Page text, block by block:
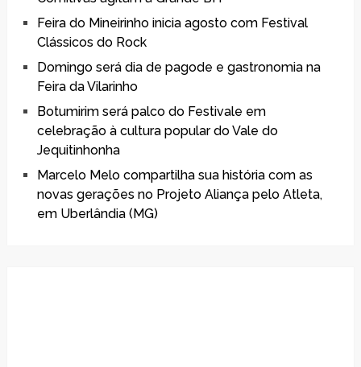
Feira do Mineirinho inicia agosto com Festival
Clássicos do Rock
Domingo será dia de pagode e gastronomia na
Feira da Vilarinho
Botumirim será palco do Festivale em
celebração à cultura popular do Vale do
Jequitinhonha
Marcelo Melo compartilha sua história com as
novas gerações no Projeto Aliança pelo Atleta,
em Uberlândia (MG)